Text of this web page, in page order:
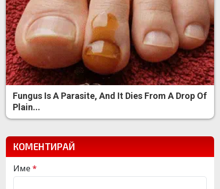
Fungus Is A Parasite, And It Dies From A Drop Of
Plain...
КОМЕНТИРАЙ
Име*